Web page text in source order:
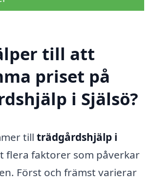
till att
priset på
i Själsö?
till trädgårdshjälp i
flera faktorer som påverkar
Först och främst varierar